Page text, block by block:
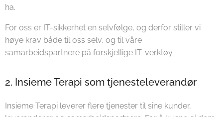
ha.
For oss er IT-sikkerhet en selvfølge, og derfor stiller vi
høye krav både til oss selv, og til våre
samarbeidspartnere på forskjellige IT-verktøy.
2. Insieme Terapi som tjenesteleverandør
Insieme Terapi leverer flere tjenester til sine kunder,